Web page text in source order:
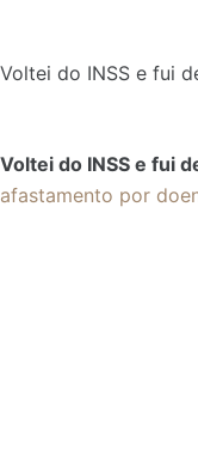
Voltei do INSS e fui
Voltei do INSS e fui
afastamento por